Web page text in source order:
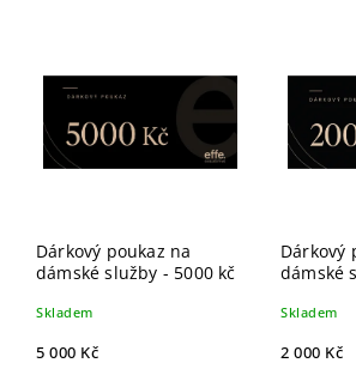
Abecedně
Dárkový poukaz na
dámské služby - 5000 kč
Skladem
5 000 Kč
Dárkový
dámské
Skladem
2 000 Kč